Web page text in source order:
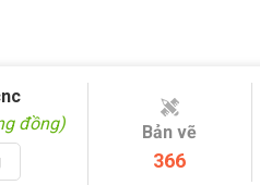
đồng)
Bản vẽ
366